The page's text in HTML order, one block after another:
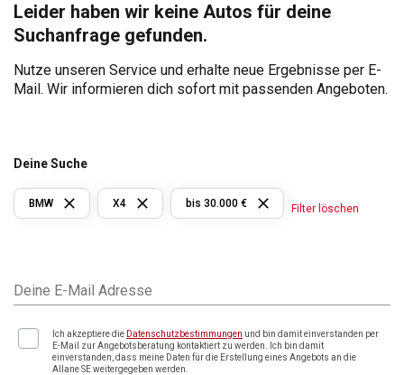
Leider haben wir keine Autos für deine
Suchanfrage gefunden.
Nutze unseren Service und erhalte neue Ergebnisse per E-
Mail. Wir informieren dich sofort mit passenden Angeboten.
Deine Suche
BMW X4 bis 30.000 € Filter löschen
Deine E-Mail Adresse
Ich akzeptiere die Datenschutzbestimmungen und bin damit einverstanden per
E-Mail zur Angebotsberatung kontaktiert zu werden. Ich bin damit
einverstanden, dass meine Daten für die Erstellung eines Angebots an die
Allane SE weitergegeben werden.